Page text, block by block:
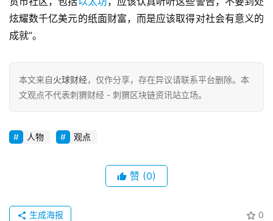
炫耀数千亿美元的纸面财富，而是应该取得对社会有意义的
成就”。
本文来自火球财经，仅作分享，存在异议请联系平台删除。本
文观点不代表刺猬财经 - 刺猬区块链资讯站立场。
人物 观点
赞 (0)
0
生成海报